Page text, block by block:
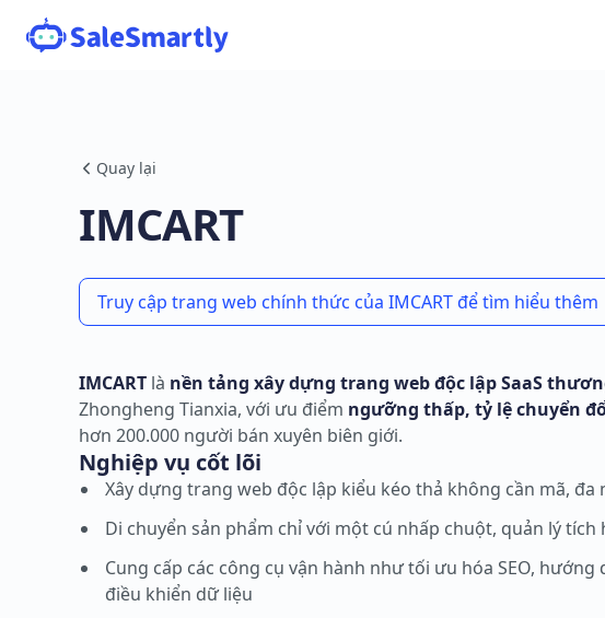
Quay lại
IMCART
Truy cập trang web chính thức của IMCART để tìm hiểu thêm
IMCART là nền tảng xây dựng trang web độc lập SaaS
Zhongheng Tianxia, với ưu điểm ngưỡng thấp, tỷ lệ chuyển
hơn 200.000 người bán xuyên biên giới.
Nghiệp vụ cốt lõi
Xây dựng trang web độc lập kiểu kéo thả không cần mã,
Di chuyển sản phẩm chỉ với một cú nhấp chuột, quản lý
Cung cấp các công cụ vận hành như tối ưu hóa SEO,
điều khiển dữ liệu